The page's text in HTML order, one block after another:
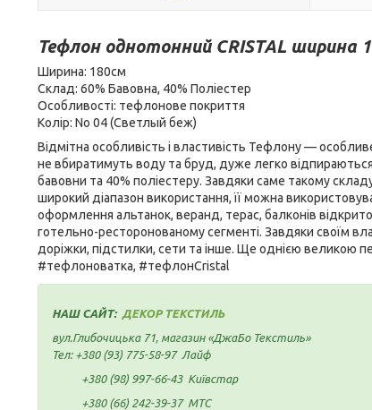
Тефлон однотонний CRISTAL ширина
Ширина: 180см
Склад: 60% Бавовна, 40% Поліестер
Особливості: тефлонове покриття
Колір: No 04 (Светлый беж)
Відмітна особливість і властивість Тефлону —
не вбиратимуть воду та бруд, дуже легко
бавовни та 40% поліестеру. Завдяки саме такому
широкий діапазон використання, її можна
оформлення альтанок, веранд, терас, балконів
готельно-ресторонованому сегменті. Завдяки своїм
доріжки, підстилки, сети та інше. Ще однією великою
#тефлоноватка, #тефлонCristal
НАШ САЙТ: ДЕКОР ТЕКСТИЛЬ
вул.Глибочицька 71, магазин «ДжаБо Текстиль»
Тел: +380 (93) 775-58-97 Лайф
+380 (98) 997-66-43 Київстар
+380 (66) 242-39-37 МТС